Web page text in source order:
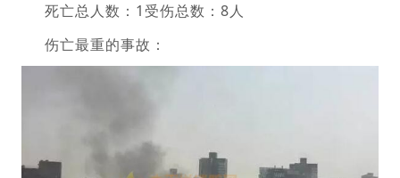
死亡总人数：1受伤总数：8人
伤亡最重的事故：